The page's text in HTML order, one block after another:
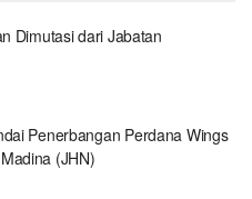
Dimutasi dari Jabatan
Penerbangan Perdana Wings
(JHN)